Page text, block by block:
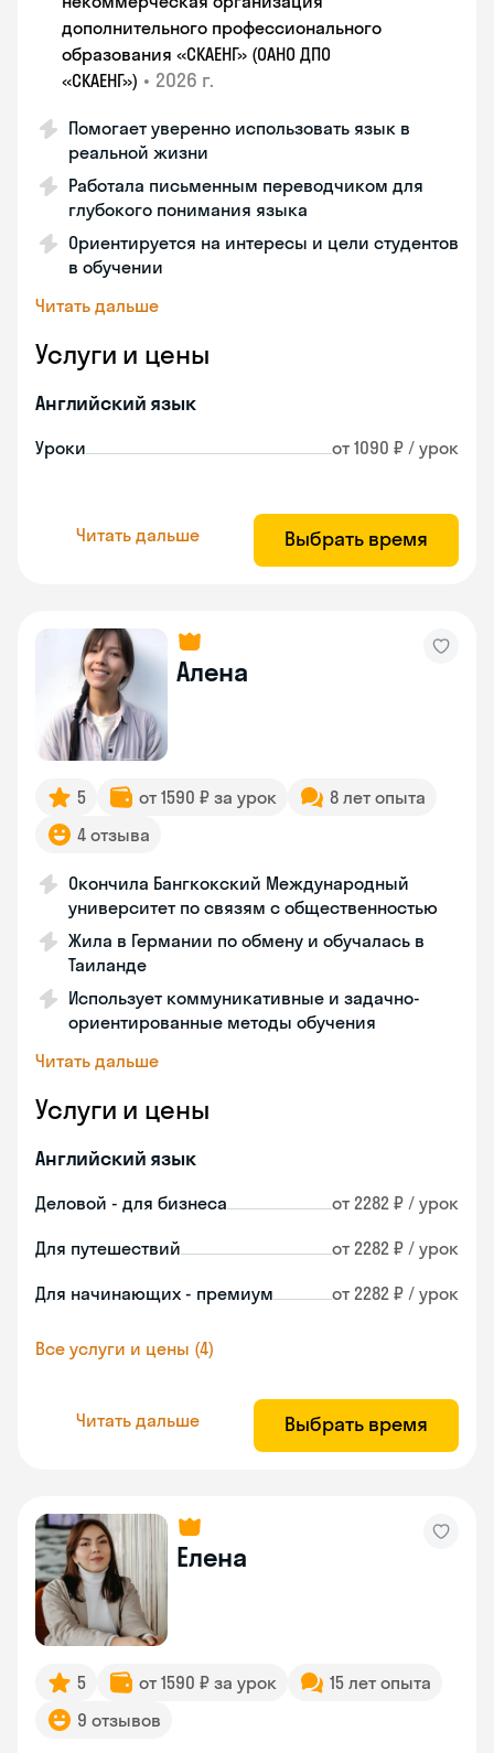
дополнительного профессионального
образования «СКАЕНГ» (ОАНО ДПО
«СКАЕНГ») • 2026 г.
Помогает уверенно использовать язык в
реальной жизни
Работала письменным переводчиком для
глубокого понимания языка
Ориентируется на интересы и цели студентов
в обучении
Читать дальше
Услуги и цены
Английский язык
Уроки от 1090 ₽ / урок
Читать дальше Выбрать время
Алена
5 от 1590 ₽ за урок
8 лет опыта
4 отзыва
Окончила Бангкокский Международный
университет по связям с общественностью
Жила в Германии по обмену и обучалась в
Таиланде
Использует коммуникативные и задачно-
ориентированные методы обучения
Читать дальше
Услуги и цены
Английский язык
Деловой - для бизнеса от 2282 ₽ / урок
Для путешествий от 2282 ₽ / урок
Для начинающих - премиум от 2282 ₽ / урок
Все услуги и цены (4)
Читать дальше Выбрать время
Елена
5 от 1590 ₽ за урок
15 лет опыта
9 отзывов